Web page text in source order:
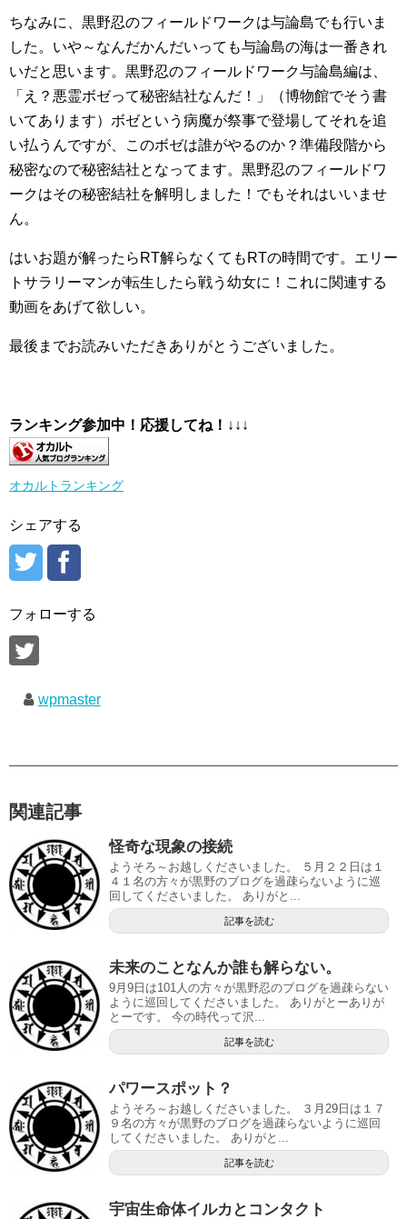
ちなみに、黒野忍のフィールドワークは与論島でも行いま
した。いや～なんだかんだいっても与論島の海は一番きれ
いだと思います。黒野忍のフィールドワーク与論島編は、
「え？悪霊ボゼって秘密結社なんだ！」（博物館でそう書
いてあります）ボゼという病魔が祭事で登場してそれを追
い払うんですが、このボゼは誰がやるのか？準備段階から
秘密なので秘密結社となってます。黒野忍のフィールドワ
ークはその秘密結社を解明しました！でもそれはいいませ
ん。
はいお題が解ったらRT解らなくてもRTの時間です。エリー
トサラリーマンが転生したら戦う幼女に！これに関連する
動画をあげて欲しい。
最後までお読みいただきありがとうございました。
ランキング参加中！応援してね！ ↓↓↓
オカルトランキング
シェアする
フォローする
wpmaster
関連記事
怪奇な現象の接続
ようそろ～お越しくださいました。 ５月２２日は１
４１名の方々が黒野のブログを過疎らないように巡
回してくださいました。 ありがと...
記事を読む
未来のことなんか誰も解らない。
9月9日は101人の方々が黒野忍のブログを過疎らない
ように巡回してくださいました。 ありがとーありが
とーです。 今の時代って沢...
記事を読む
パワースポット？
ようそろ～お越しくださいました。 ３月29日は１７
９名の方々が黒野のブログを過疎らないように巡回
してくださいました。 ありがと...
記事を読む
宇宙生命体イルカとコンタクト